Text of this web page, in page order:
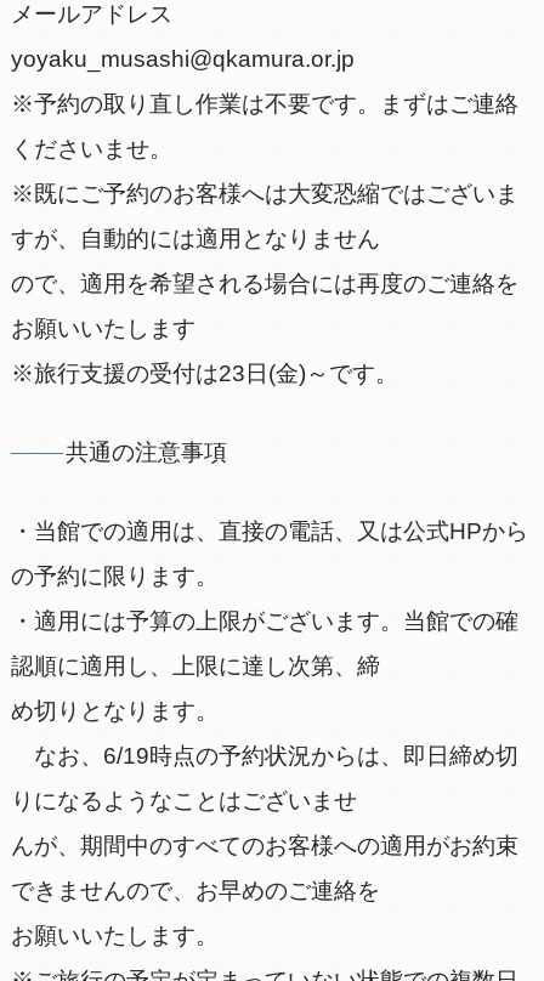
メールアドレス
yoyaku_musashi@qkamura.or.jp
※予約の取り直し作業は不要です。まずはご連絡
くださいませ。
※既にご予約のお客様へは大変恐縮ではございま
すが、自動的には適用となりません
ので、適用を希望される場合には再度のご連絡を
お願いいたします
※旅行支援の受付は23日(金)～です。
共通の注意事項
・当館での適用は、直接の電話、又は公式HPから
の予約に限ります。
・適用には予算の上限がございます。当館での確
認順に適用し、上限に達し次第、締
め切りとなります。
なお、6/19時点の予約状況からは、即日締め切
りになるようなことはございませ
んが、期間中のすべてのお客様への適用がお約束
できませんので、お早めのご連絡を
お願いいたします。